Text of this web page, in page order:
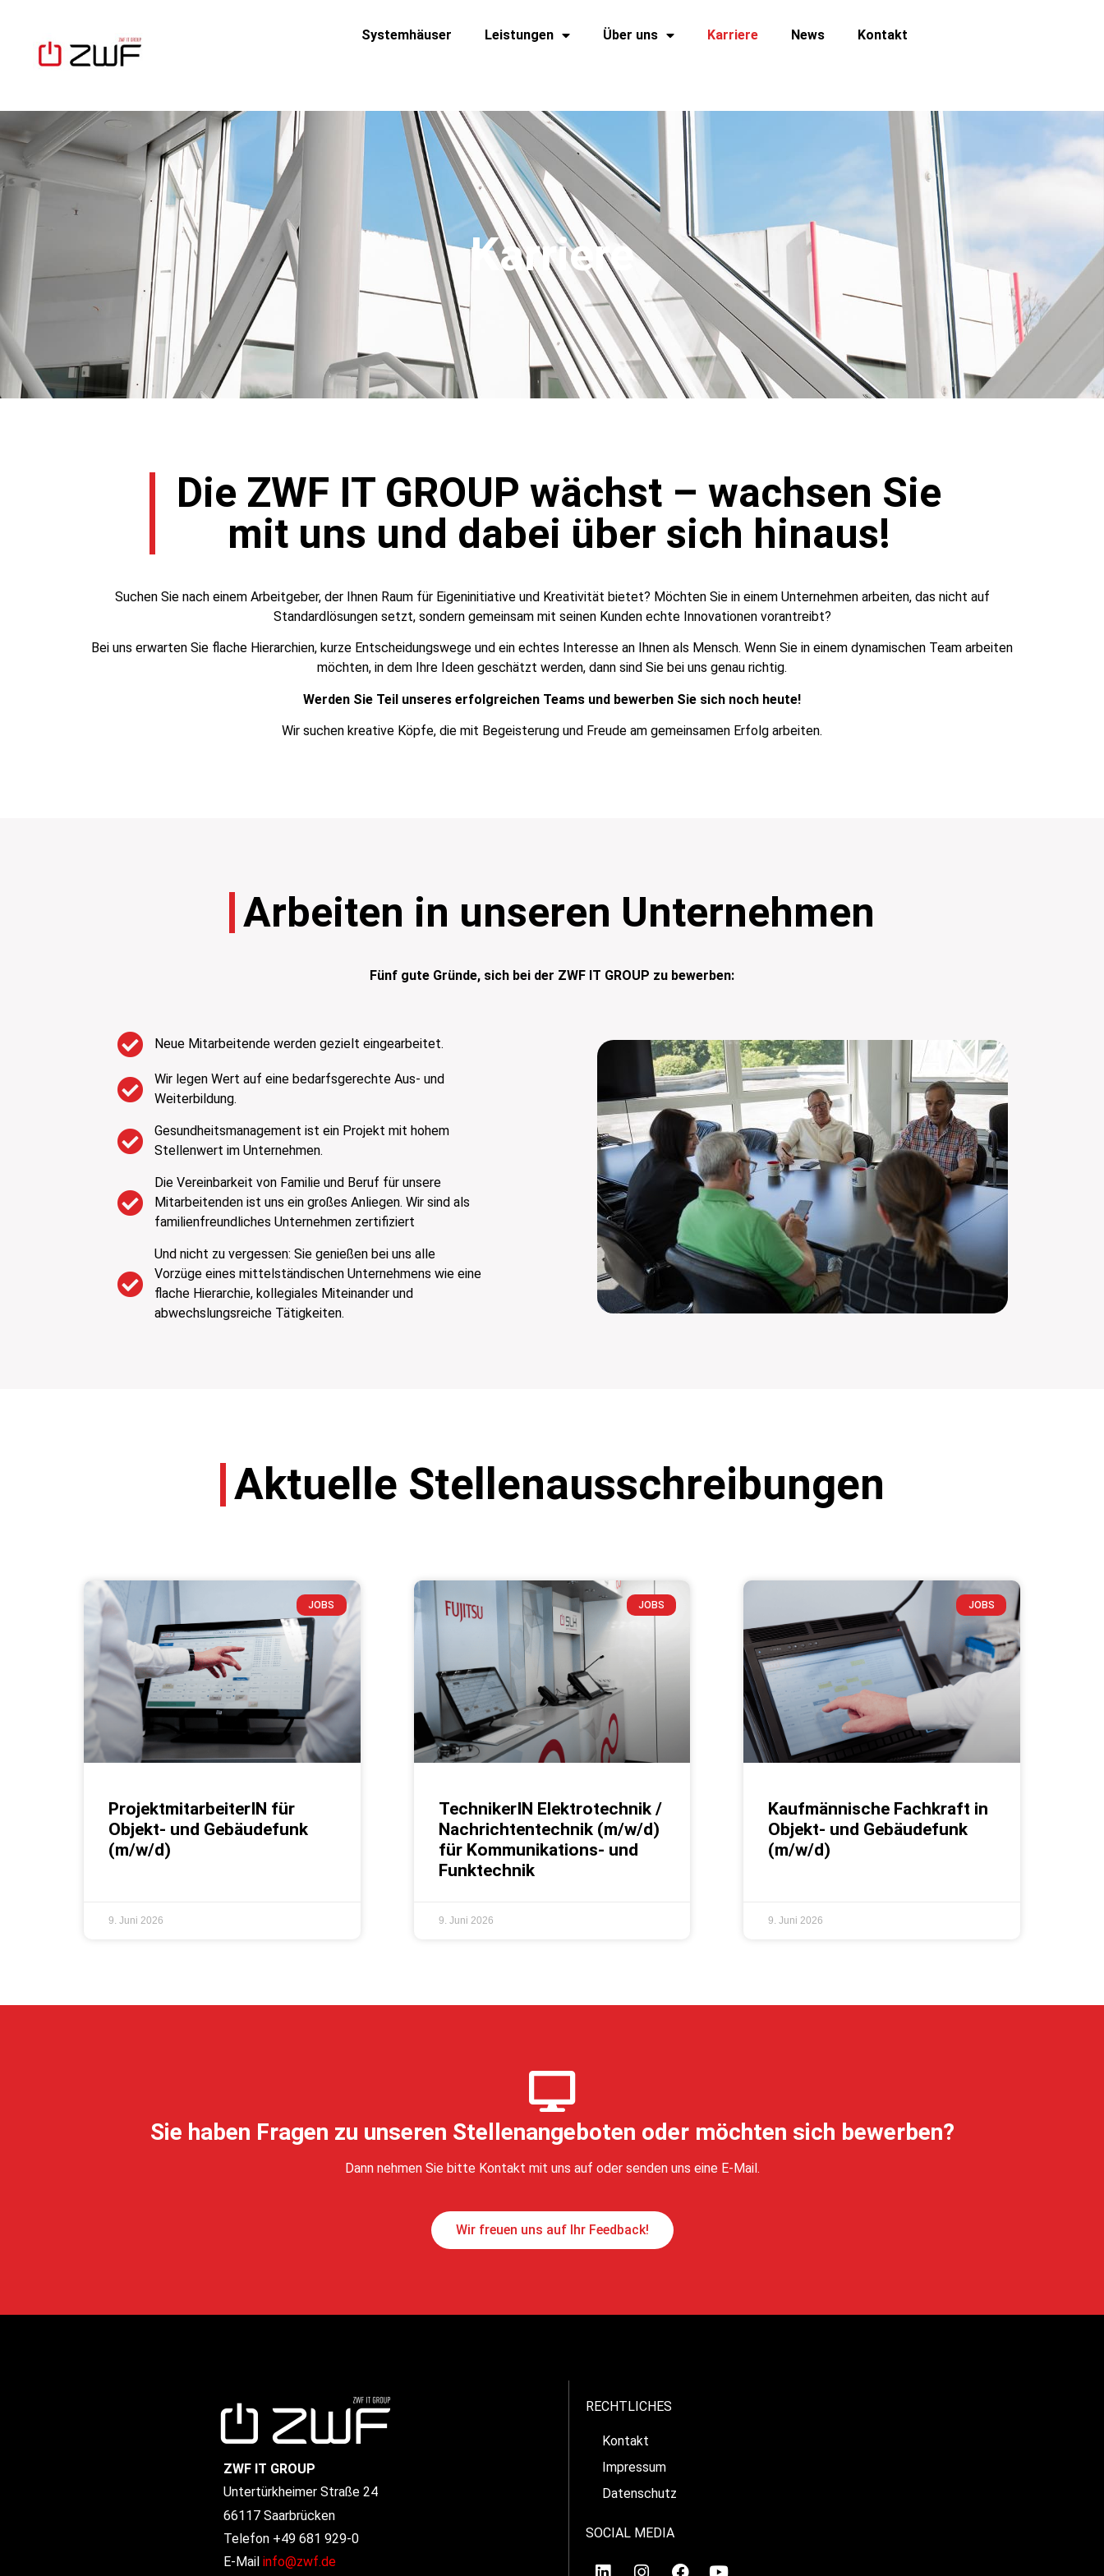
Systemhäuser Leistungen Über uns Karriere News Kontakt
Karriere
Die ZWF IT GROUP wächst – wachsen Sie
mit uns und dabei über sich hinaus!
Suchen Sie nach einem Arbeitgeber, der Ihnen Raum für Eigeninitiative und Kreativität bietet? Möchten Sie in einem Unternehmen arbeiten, das nicht auf
Standardlösungen setzt, sondern gemeinsam mit seinen Kunden echte Innovationen vorantreibt?
Bei uns erwarten Sie flache Hierarchien, kurze Entscheidungswege und ein echtes Interesse an Ihnen als Mensch. Wenn Sie in einem dynamischen Team arbeiten
möchten, in dem Ihre Ideen geschätzt werden, dann sind Sie bei uns genau richtig.
Werden Sie Teil unseres erfolgreichen Teams und bewerben Sie sich noch heute!
Wir suchen kreative Köpfe, die mit Begeisterung und Freude am gemeinsamen Erfolg arbeiten.
Arbeiten in unseren Unternehmen
Fünf gute Gründe, sich bei der ZWF IT GROUP zu bewerben:
Neue Mitarbeitende werden gezielt eingearbeitet.
Wir legen Wert auf eine bedarfsgerechte Aus- und
Weiterbildung.
Gesundheitsmanagement ist ein Projekt mit hohem
Stellenwert im Unternehmen.
Die Vereinbarkeit von Familie und Beruf für unsere
Mitarbeitenden ist uns ein großes Anliegen. Wir sind als
familienfreundliches Unternehmen zertifiziert
Und nicht zu vergessen: Sie genießen bei uns alle
Vorzüge eines mittelständischen Unternehmens wie eine
flache Hierarchie, kollegiales Miteinander und
abwechslungsreiche Tätigkeiten.
Aktuelle Stellenausschreibungen
JOBS
ProjektmitarbeiterIN für
Objekt- und Gebäudefunk
(m/w/d)
9. Juni 2026
JOBS
TechnikerIN Elektrotechnik /
Nachrichtentechnik (m/w/d)
für Kommunikations- und
Funktechnik
9. Juni 2026
JOBS
Kaufmännische Fachkraft in
Objekt- und Gebäudefunk
(m/w/d)
9. Juni 2026
Sie haben Fragen zu unseren Stellenangeboten oder möchten sich bewerben?
Dann nehmen Sie bitte Kontakt mit uns auf oder senden uns eine E-Mail.
Wir freuen uns auf Ihr Feedback!
ZWF IT GROUP
Untertürkheimer Straße 24
66117 Saarbrücken
Telefon +49 681 929-0
E-Mail info@zwf.de
RECHTLICHES
Kontakt
Impressum
Datenschutz
SOCIAL MEDIA